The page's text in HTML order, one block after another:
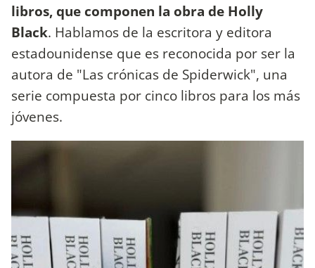
libros, que componen la obra de Holly
Black. Hablamos de la escritora y editora
estadounidense que es reconocida por ser la
autora de "Las crónicas de Spiderwick", una
serie compuesta por cinco libros para los más
jóvenes.